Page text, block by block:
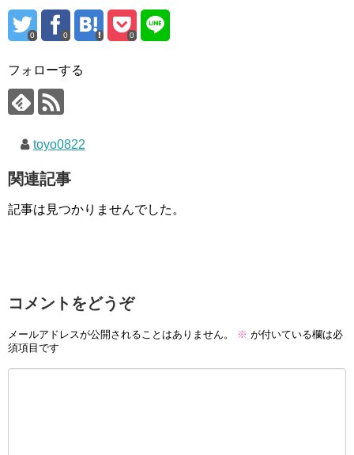
0 0 0
フォローする
toyo0822
関連記事
記事は見つかりませんでした。
コメントをどうぞ
メールアドレスが公開されることはありません。 ※ が付いている欄は必
須項目です